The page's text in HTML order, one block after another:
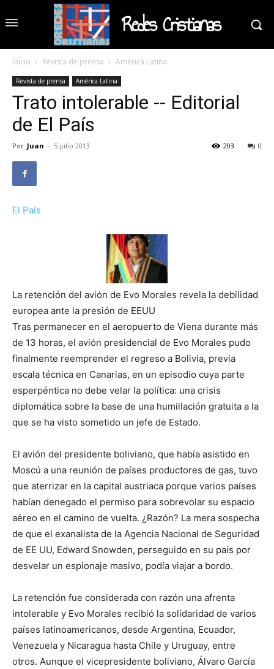
Redes Cristianas
Inicio Revista de prensa América Latina
Revista de prensa América Latina
Trato intolerable -- Editorial
de El País
Por Juan - 5 julio 2013 0
203
El País
La retención del avión de Evo Morales revela la debilidad
europea ante la presión de EEUU
Tras permanecer en el aeropuerto de Viena durante más
de 13 horas, el avión presidencial de Evo Morales pudo
finalmente reemprender el regreso a Bolivia, previa
escala técnica en Canarias, en un episodio cuya parte
esperpéntica no debe velar la política: una crisis
diplomática sobre la base de una humillación gratuita a la
que se ha visto sometido un jefe de Estado.
El avión del presidente boliviano, que había asistido en
Moscú a una reunión de países productores de gas, tuvo
que aterrizar en la capital austriaca porque varios países
habían denegado el permiso para sobrevolar su espacio
aéreo en el camino de vuelta. ¿Razón? La mera sospecha
de que el exanalista de la Agencia Nacional de Seguridad
de EE UU, Edward Snowden, perseguido en su país por
desvelar un espionaje masivo, podía viajar a bordo.
La retención fue considerada con razón una afrenta
intolerable y Evo Morales recibió la solidaridad de varios
países latinoamericanos, desde Argentina, Ecuador,
Venezuela y Nicaragua hasta Chile y Uruguay, entre
otros. Aunque el vicepresidente boliviano, Álvaro García